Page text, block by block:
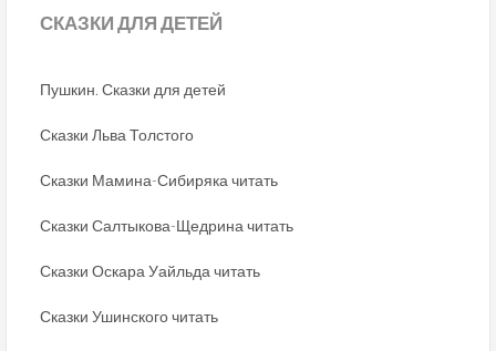
СКАЗКИДЛЯ ДЕТЕЙ
Пушкин. Сказки для детей
Сказки Льва Толстого
Сказки Мамина-Сибиряка читать
Сказки Салтыкова-Щедрина читать
Сказки Оскара Уайльда читать
Сказки Ушинского читать